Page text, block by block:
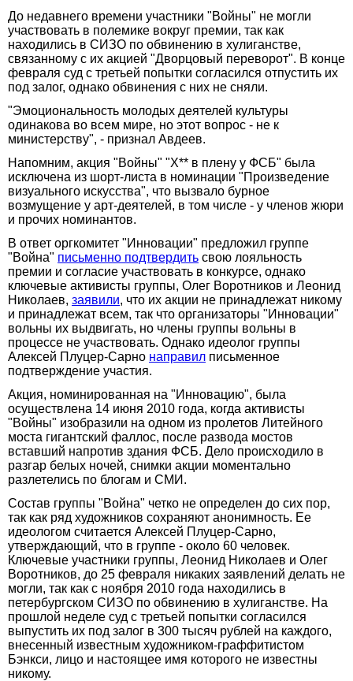
До недавнего времени участники "Войны" не могли
участвовать в полемике вокруг премии, так как
находились в СИЗО по обвинению в хулиганстве,
связанному с их акцией "Дворцовый переворот". В конце
февраля суд с третьей попытки согласился отпустить их
под залог, однако обвинения с них не сняли.
"Эмоциональность молодых деятелей культуры
одинакова во всем мире, но этот вопрос - не к
министерству", - признал Авдеев.
Напомним, акция "Войны" "Х** в плену у ФСБ" была
исключена из шорт-листа в номинации "Произведение
визуального искусства", что вызвало бурное
возмущение у арт-деятелей, в том числе - у членов жюри
и прочих номинантов.
В ответ оргкомитет "Инновации" предложил группе
"Война" письменно подтвердить свою лояльность
премии и согласие участвовать в конкурсе, однако
ключевые активисты группы, Олег Воротников и Леонид
Николаев, заявили, что их акции не принадлежат никому
и принадлежат всем, так что организаторы "Инновации"
вольны их выдвигать, но члены группы вольны в
процессе не участвовать. Однако идеолог группы
Алексей Плуцер-Сарно направил письменное
подтверждение участия.
Акция, номинированная на "Инновацию", была
осуществлена 14 июня 2010 года, когда активисты
"Войны" изобразили на одном из пролетов Литейного
моста гигантский фаллос, после развода мостов
вставший напротив здания ФСБ. Дело происходило в
разгар белых ночей, снимки акции моментально
разлетелись по блогам и СМИ.
Состав группы "Война" четко не определен до сих пор,
так как ряд художников сохраняют анонимность. Ее
идеологом считается Алексей Плуцер-Сарно,
утверждающий, что в группе - около 60 человек.
Ключевые участники группы, Леонид Николаев и Олег
Воротников, до 25 февраля никаких заявлений делать не
могли, так как с ноября 2010 года находились в
петербургском СИЗО по обвинению в хулиганстве. На
прошлой неделе суд с третьей попытки согласился
выпустить их под залог в 300 тысяч рублей на каждого,
внесенный известным художником-граффитистом
Бэнкси, лицо и настоящее имя которого не известны
никому.